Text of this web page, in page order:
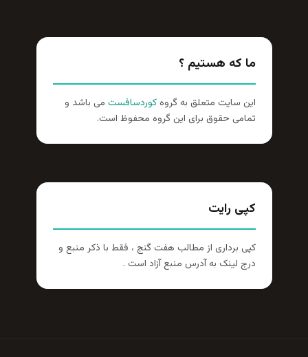
ما که هستیم ؟
این سایت متعلق به گروهکوردسافست می باشد و
تمامی حقوق برای این گروه محفوظ است.
کپی رایت
کپی برداری از مطالب هفت گنج ، فقط با ذکر منبع و
درج لینک به آدرس منبع آزاد است .